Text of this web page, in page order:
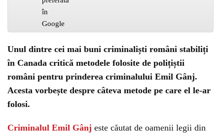
Unul dintre cei mai buni criminaliști români stabiliți
în Canada critică metodele folosite de polițiștii
români pentru prinderea criminalului Emil Gânj.
Acesta vorbește despre câteva metode pe care el le-ar
folosi.
Criminalul Emil Gânj este căutat de oamenii legii din